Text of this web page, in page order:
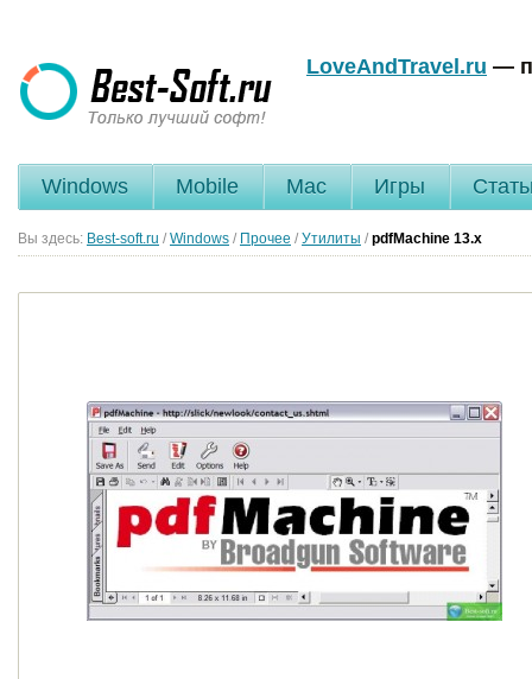
LoveAndTravel.ru —
Windows Mobile Mac Игры
Вы здесь: Best-soft.ru / Windows / Прочее / Утилиты / pdfMachine 13.x